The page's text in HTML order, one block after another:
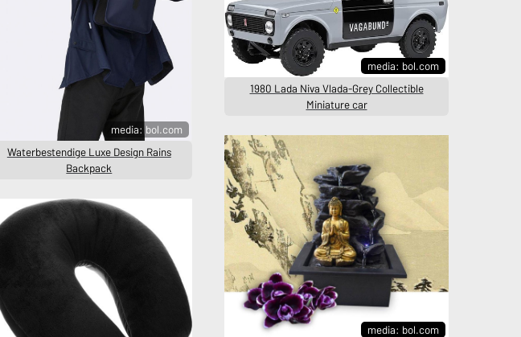
media: bol.com
Waterbestendige Luxe Design Rains
Backpack
media: bol.com
1980 Lada Niva Vlada-Grey Collectible
Miniature car
media: bol.com